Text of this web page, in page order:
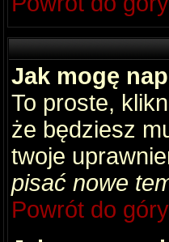
Jak mogę
To proste,
że będziesz
twoje
pisać nowe
Powrót do góry